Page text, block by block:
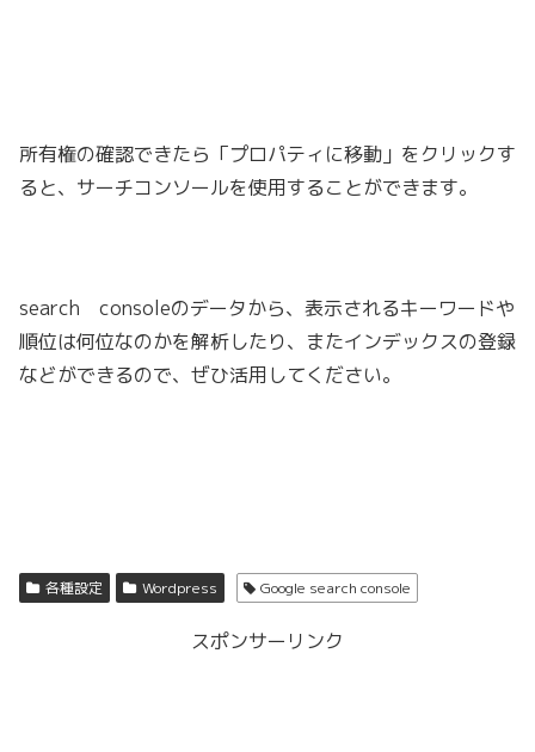
所有権の確認できたら「プロパティに移動」をクリックす
ると、サーチコンソールを使用することができます。
search consoleのデータから、表示されるキーワードや
順位は何位なのかを解析したり、またインデックスの登録
などができるので、ぜひ活用してください。
各種設定 Wordpress Google search console
スポンサーリンク